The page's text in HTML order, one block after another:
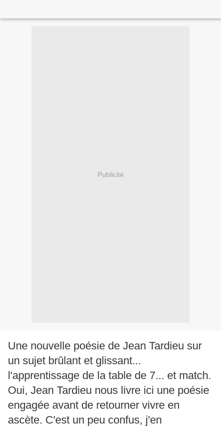
Publicité
Une nouvelle poésie de Jean Tardieu sur
un sujet brûlant et glissant...
l'apprentissage de la table de 7... et match.
Oui, Jean Tardieu nous livre ici une poésie
engagée avant de retourner vivre en
ascète. C'est un peu confus, j'en